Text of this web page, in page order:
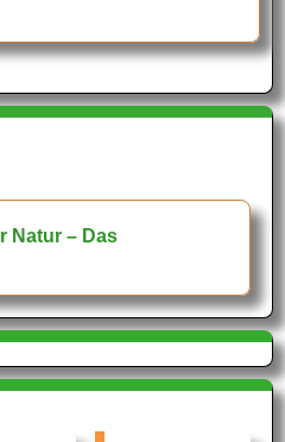
Natur – Das